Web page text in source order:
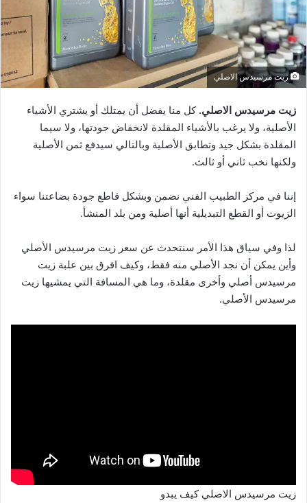
زيت مرسيدس الاصلي
زيت مرسيدس الاصلي. كل منا يفضل أن يمتلك أو يشتري الأشياء
الأصلية، ولا يرغب بالأشياء المقلدة لانخفاض جودتها، ولا سيما
المقلدة بشكل جيد وتطابق الأصلية وبالتالي سيدفع ثمن الأصلية
ولكنها نخب ثاني أو ثالث.
إننا في مركز الطبيب الفني نضمن وبشكل قاطع جودة بضاعتنا سواء
الزيوت أو القطع التبديلية أنها أصلية ومن بلد المنشأ.
لذا وفي سياق هذا الأمر سنتحدث عن سعر زيت مرسيدس الأصلي
وأين يمكن أن نجد الأصلي منه فقط، وكيف افرق بين علبة زيت
مرسيدس أصلي وأخرى مقلدة، وما هي المسافة التي يمشيها زيت
مرسيدس الأصلي.
زيت مرسيدس الاصلي كيف يبدو